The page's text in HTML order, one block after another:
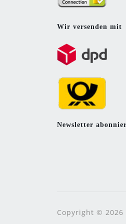
Wir versenden mit
Newsletter
Copyright © 2026